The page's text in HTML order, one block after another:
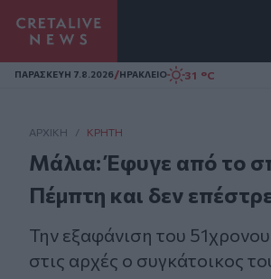
Homepage
ΠΑΡΑΣΚΕΥΗ 7.8.2026/ΗΡΑΚΛΕΙΟ 31 °C
ΑΡΧΙΚΗ / ΚΡΉΤΗ
Μάλια: Έφυγε από το
Πέμπτη και δεν
Την εξαφάνιση του
στις αρχές ο συγκάτοικος